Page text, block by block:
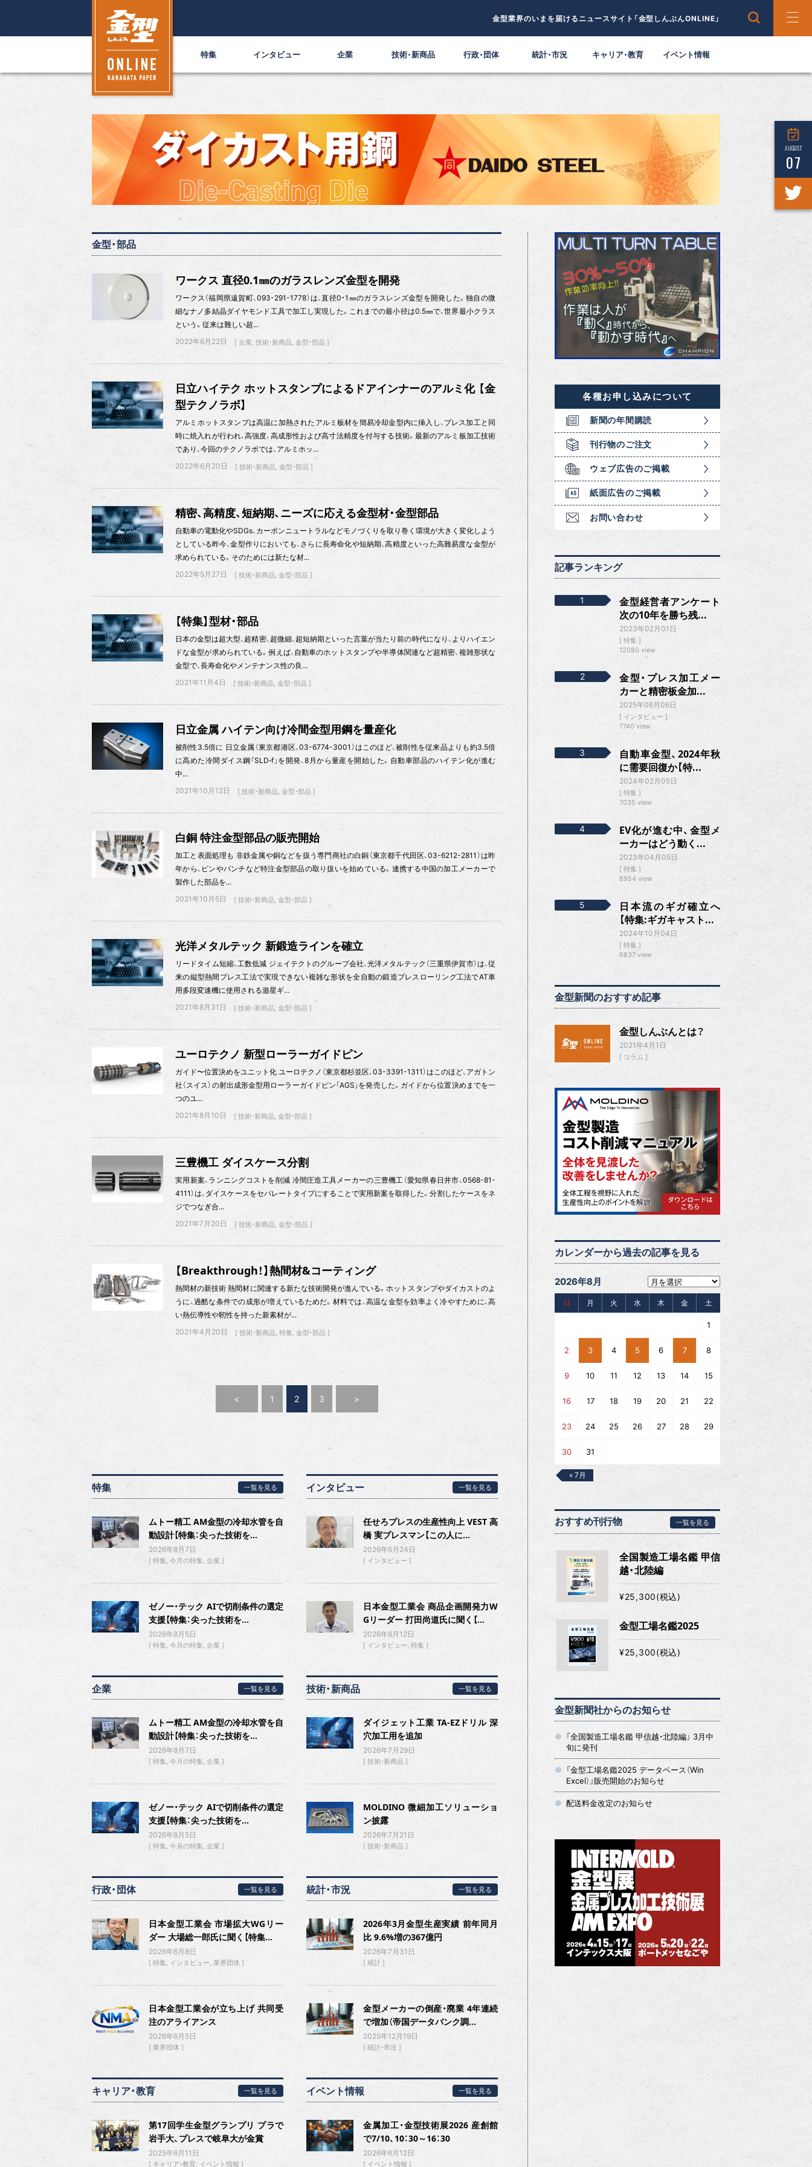
金型業界のいまを届けるニュースサイト「金型しんぶんONLINE」
特集 インタビュー 企業 技術・新商品 行政・団体 統計・市況 キャリア・教育 イベント情報
AUGUST
07
金型・部品
ワークス 直径0.1㎜のガラスレンズ金型を開発
ワークス（福岡県遠賀町、093-291-1778）は、直径0・1㎜のガラスレンズ金型を開発した。独自の微
細なナノ多結晶ダイヤモンド工具で加工し実現した。これまでの最小径は0.5㎜で、世界最小クラス
という。従来は難しい超...
2022年6月22日
企業 技術・新商品 金型・部品
日立ハイテク ホットスタンプによるドアインナーのアルミ化 【金
型テクノラボ】
アルミホットスタンプは高温に加熱されたアルミ板材を簡易冷却金型内に挿入し、プレス加工と同
時に焼入れが行われ、高強度、高成形性および高寸法精度を付与する技術。最新のアルミ板加工技術
であり、今回のテクノラボでは、アルミホッ...
2022年6月20日
技術・新商品 金型・部品
精密、高精度、短納期、ニーズに応える金型材・金型部品
自動車の電動化やSDGs、カーボンニュートラルなどモノづくりを取り巻く環境が大きく変化しよう
としている昨今、金型作りにおいても、さらに長寿命化や短納期、高精度といった高難易度な金型が
求められている。そのためには新たな材...
2022年5月27日
技術・新商品 金型・部品
【特集】型材・部品
日本の金型は超大型、超精密、超微細、超短納期といった言葉が当たり前の時代になり、よりハイエン
ドな金型が求められている。例えば、自動車のホットスタンプや半導体関連など超精密、複雑形状な
金型で、長寿命化やメンテナンス性の良...
2021年11月4日
技術・新商品 金型・部品
日立金属 ハイテン向け冷間金型用鋼を量産化
被削性3.5倍に 日立金属（東京都港区、03-6774-3001）はこのほど、被削性を従来品よりも約3.5倍
に高めた冷間ダイス鋼「SLD‐f」を開発、8月から量産を開始した。自動車部品のハイテン化が進む
中...
2021年10月12日
技術・新商品 金型・部品
白銅 特注金型部品の販売開始
加工と表面処理も 非鉄金属や銅などを扱う専門商社の白銅（東京都千代田区、03-6212-2811）は昨
年から、ピンやパンチなど特注金型部品の取り扱いを始めている。連携する中国の加工メーカーで
製作した部品を...
2021年10月5日
技術・新商品 金型・部品
光洋メタルテック 新鍛造ラインを確立
リードタイム短縮、工数低減 ジェイテクトのグループ会社、光洋メタルテック（三重県伊賀市）は、従
来の縦型熱間プレス工法で実現できない複雑な形状を全自動の鍛造プレスローリング工法でAT車
用多段変速機に使用される遊星ギ...
2021年8月31日
技術・新商品 金型・部品
ユーロテクノ 新型ローラーガイドピン
ガイド〜位置決めをユニット化 ユーロテクノ（東京都杉並区、03-3391-1311）はこのほど、アガトン
社（スイス）の射出成形金型用ローラーガイドピン「AGS」を発売した。ガイドから位置決めまでを一
つのユ...
2021年8月10日
技術・新商品 金型・部品
三豊機工 ダイスケース分割
実用新案、ランニングコストを削減 冷間圧造工具メーカーの三豊機工（愛知県春日井市、0568-81-
4111）は、ダイスケースをセパレートタイプにすることで実用新案を取得した。分割したケースをネ
ジでつなぎ合...
2021年7月20日
技術・新商品 金型・部品
【Breakthrough！】熱間材&コーティング
熱間材の新技術 熱間材に関連する新たな技術開発が進んでいる。ホットスタンプやダイカストのよ
うに、過酷な条件での成形が増えているためだ。材料では、高温な金型を効率よく冷やすために、高
い熱伝導性や靭性を持った新素材が...
2021年4月20日
技術・新商品 特集 金型・部品
< 1 2 3 >
特集 一覧を見る
ムトー精工 AM金型の冷却水管を自
動設計【特集：尖った技術を...
2026年8月7日
特集 今月の特集 企業
ゼノー・テック AIで切削条件の選定
支援【特集：尖った技術を...
2026年8月5日
特集 今月の特集 企業
インタビュー 一覧を見る
任せろプレスの生産性向上 VEST 高
橋 実プレスマン【この人に...
2026年6月24日
インタビュー
日本金型工業会 商品企画開発力W
Gリーダー 打田尚道氏に聞く【...
2026年6月12日
インタビュー 特集
企業 一覧を見る
ムトー精工 AM金型の冷却水管を自
動設計【特集：尖った技術を...
2026年8月7日
特集 今月の特集 企業
ゼノー・テック AIで切削条件の選定
支援【特集：尖った技術を...
2026年8月5日
特集 今月の特集 企業
技術・新商品 一覧を見る
ダイジェット工業 TA-EZドリル 深
穴加工用を追加
2026年7月29日
技術・新商品
MOLDINO 微細加工ソリューショ
ン披露
2026年7月21日
技術・新商品
行政・団体 一覧を見る
日本金型工業会 市場拡大WGリー
ダー 大場総一郎氏に聞く【特集...
2026年6月8日
特集 インタビュー 業界団体
日本金型工業会が立ち上げ 共同受
注のアライアンス
2026年6月5日
業界団体
統計・市況 一覧を見る
2026年3月金型生産実績 前年同月
比 9.6%増の367億円
2026年7月31日
統計
金型メーカーの倒産・廃業 4年連続
で増加（帝国データバンク調...
2025年12月19日
統計・市況
キャリア・教育 一覧を見る
第17回学生金型グランプリ プラで
岩手大、プレスで岐阜大が金賞
2025年6月11日
キャリア・教育 イベント情報
イベント情報 一覧を見る
金属加工・金型技術展2026 産創館
で7/10、10：30～16：30
2026年6月12日
イベント情報
各種お申し込みについて
新聞の年間購読
刊行物のご注文
ウェブ広告のご掲載
紙面広告のご掲載
お問い合わせ
記事ランキング
金型経営者アンケート
次の10年を勝ち残...
2023年02月01日
特集
12080 view
金型・プレス加工メー
カーと精密板金加...
2025年06月06日
インタビュー
7740 view
自動車金型、2024年秋
に需要回復か【特...
2024年02月05日
特集
7035 view
EV化が進む中、金型メ
ーカーはどう動く...
2023年04月05日
特集
6954 view
日本流のギガ確立へ
【特集:ギガキャスト...
2024年10月04日
特集
6837 view
金型新聞のおすすめ記事
金型しんぶんとは？
2021年4月1日
コラム
カレンダーから過去の記事を見る
2026年8月
日 月 火 水 木 金 土
1
2 3 4 5 6 7 8
9 10 11 12 13 14 15
16 17 18 19 20 21 22
23 24 25 26 27 28 29
30 31
« 7月
おすすめ刊行物 一覧を見る
全国製造工場名鑑 甲信
越・北陸編
¥25,300(税込)
金型工場名鑑2025
¥25,300(税込)
金型新聞社からのお知らせ
「全国製造工場名鑑 甲信越・北陸編」 3月中
旬に発刊
「金型工場名鑑2025 データベース（Win
Excel）」販売開始のお知らせ
配送料金改定のお知らせ